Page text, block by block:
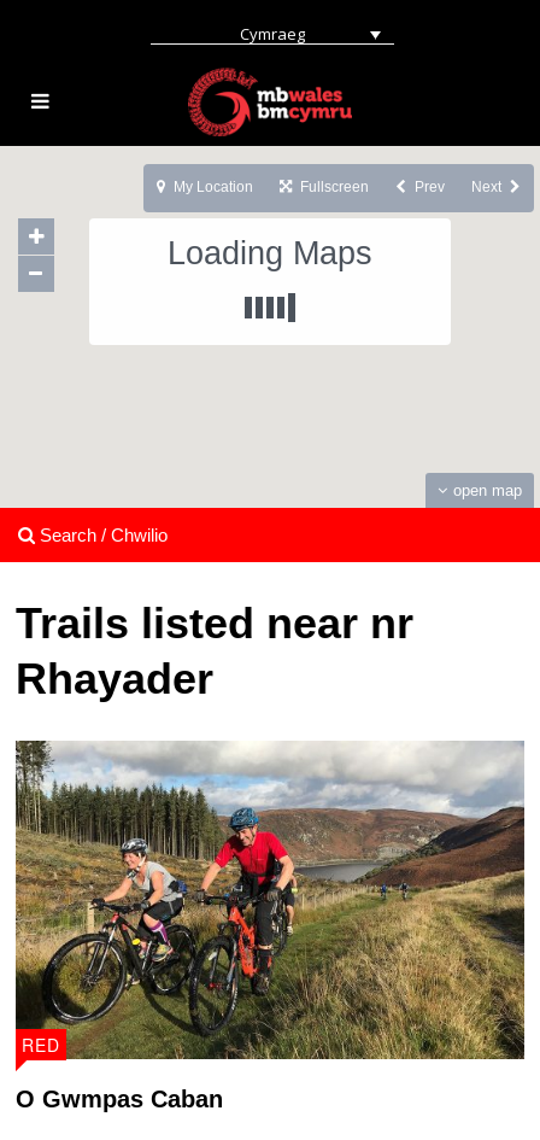
Cymraeg
Loading Maps
open map
My Location Fullscreen Prev Next
Search / Chwilio
Trails listed near nr
Rhayader
RED
O Gwmpas Caban